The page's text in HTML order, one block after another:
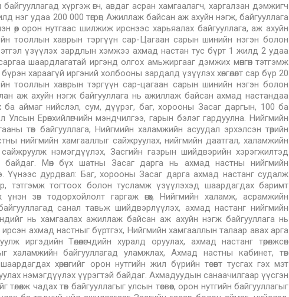
хүргэж өгч, авдаг асран хамгаалагч, харгалзан дэмжигч
нэг удаа 200 000 төгрөг; Ажиллаж байсан аж ахуйн нэгж, байгууллага
өөр орон нутгаас шилжиж ирснээс харьяалах байгууллага, аж ахуйн
тооллын хаврын тэргүүн сар-Цагаан сарын шинийн нэгэн болон
үзүүлэх зардлын хэмжээ ахмад настан тус бүрт 1 жилд 2 удаа
шаардлагатай иргэнд олгох амьжиргааг дэмжих мөнгөн тэтгэмж
хараагүй иргэний холбооны зардалд үзүүлэх хөнгөлөлт сар бүр 20
тооллын хаврын тэргүүн сар-цагаан сарын шинийн нэгэн болон
аж ахуйн нэгж байгууллага нь ажиллаж байсан ахмад настандаа
ба аймаг нийслэл, сум, дүүрэг, баг, хорооны Засаг даргын, 100 ба
Ерөнхийлөгчийн мэндчилгээ, гарын бэлэг гардуулна. Нийгмийн
төв байгууллага, Нийгмийн халамжийн асуудал эрхэлсэн төрийн
нийгмийн хамгааллыг сайжруулах, нийгмийн даатгал, халамжийн
сайжруулж нэмэгдүүлэх, Засгийн газрын шийдвэрийн хэрэгжилтэд
байдаг. Мөн бүх шатны Засаг дарга нь ахмад настны нийгмийн
Үүнээс дурдвал: Баг, хорооны Засаг дарга ахмад настанг судалж
тэтгэмж тогтоох болон тусламж үзүүлэхэд шаардагдах баримт
зөв тодорхойлолт гаргаж өгөх, Нийгмийн халамж, асрамжийн
санал тавьж шийдвэрлүүлэх, ахмад настанг нийгмийн
нь хамгаалах ажиллаж байсан аж ахуйн нэгж байгууллага нь
ахмад настныг бүртгэх, Нийгмийн хамгааллын талаар авах арга
иргэдийн Төлөөлөгчдийн хуралд оруулах, ахмад настанг төрөлжсөн
халамжийн байгууллагад уламжлах, Ахмад настны кабинет, төв
хөрөнгийг орон нутгийн жил бүрийн төсөвт тусгах гэх мэт
нэмэгдүүлэх үүрэгтэй байдаг. Ахмадуудын санаачилгаар үүсгэн
чадах төв байгууллагыг улсын төсвөөс, орон нутгийн байгууллагыг